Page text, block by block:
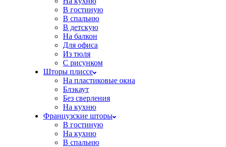
В гостиную
В спальню
В детскую
На балкон
Для офиса
Из тюля
С рисунком
Шторы плиссе
На пластиковые окна
Блэкаут
Без сверления
На кухню
Французские шторы
В гостиную
На кухню
В спальню